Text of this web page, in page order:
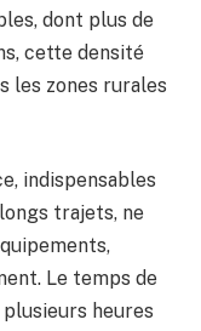
dont plus de
cette densité
les zones rurales
indispensables
trajets, ne
Le temps de
heures